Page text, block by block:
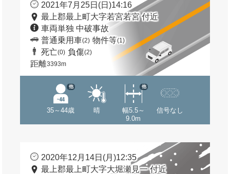
2021年7月25日(日)14:16
最上郡最上町大字若宮若宮 付近
車両単独 中破事故
普通乗用車(2) 物件等(1)
死亡(0) 負傷(2)
距離3393m
35～44歳
他
晴
幅5.5～
9.0m
他
信号なし
2020年12月14日(月)12:35
最上郡最上町大字大堀瀬見一 付近